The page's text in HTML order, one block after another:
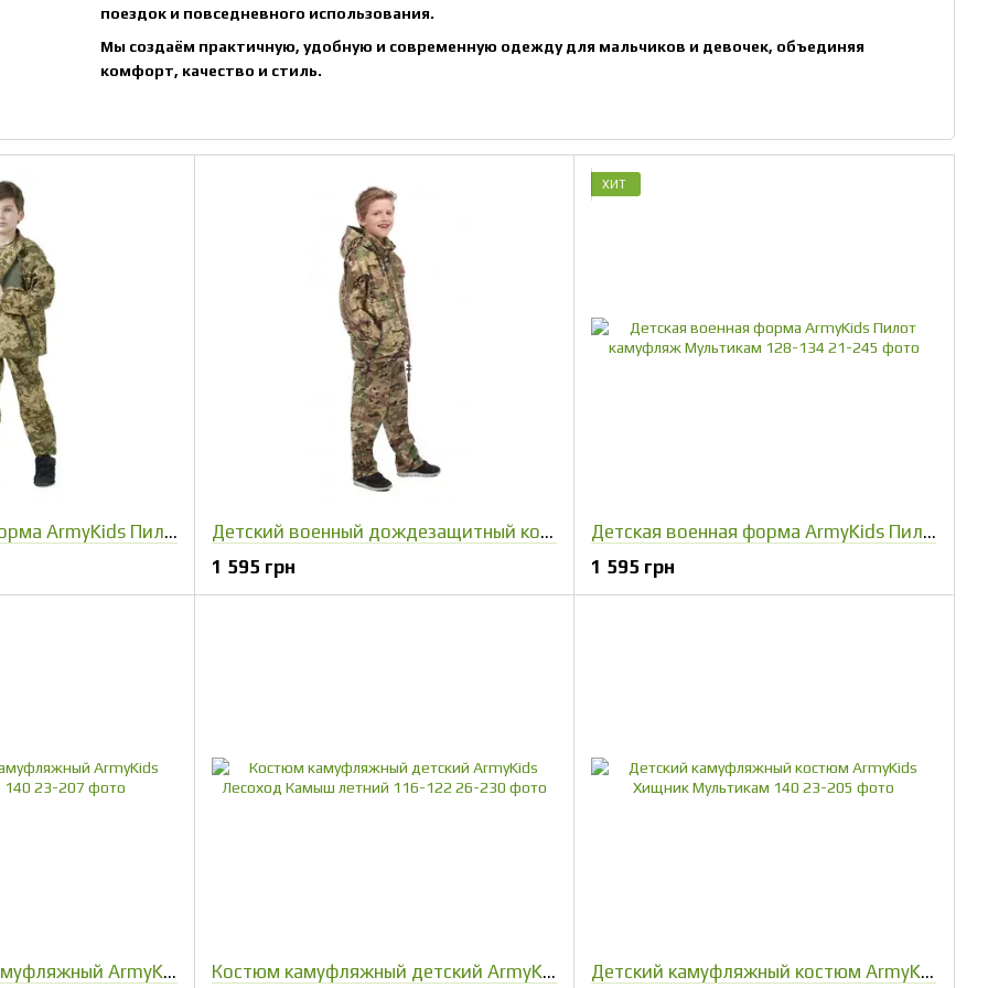
поездок и повседневного использования.
Мы создаём практичную, удобную и современную одежду для мальчиков и девочек, объединяя
комфорт, качество и стиль.
Детская военная форма ArmyKids Пилот камуфляж Пиксель 116-122
Детский военный дождезащитный костюм ArmyKids Пилот Мультикам 116-122
1 595 грн
ХИТ
Детская военная форма ArmyKids Пилот камуфляж Мультикам 128-134
1 595 грн
Костюм детский камуфляжный ArmyKids Хищник Пиксель 140 Костюм камуфляжный детский ArmyKids Лесоход Камыш летний 116-122 Детский камуфляжный костюм ArmyKids Хищник Мультикам 140